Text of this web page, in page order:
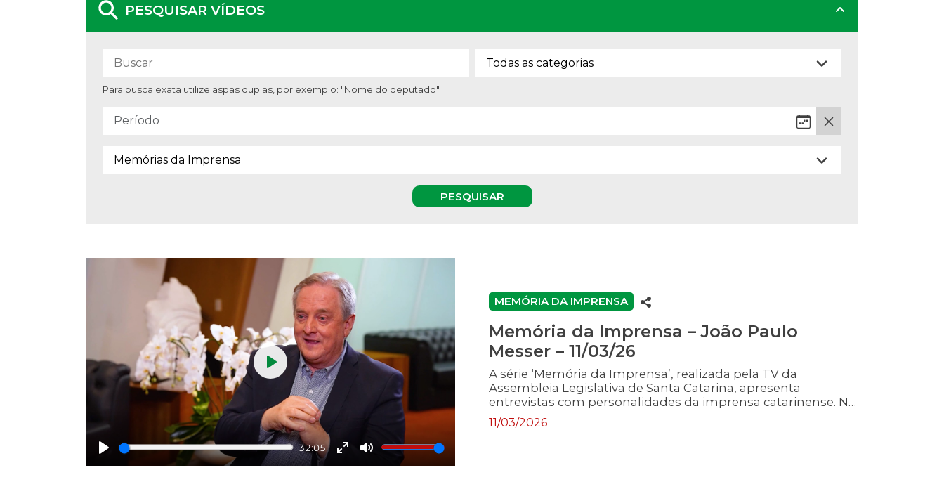
PESQUISAR VÍDEOS
Para busca exata utilize aspas duplas, por exemplo: "Nome do deputado"
PESQUISAR
Play
32:05
EnterMute
Play
MEMÓRIA DA IMPRENSA
Memória da Imprensa – João Paulo
Messer – 11/03/26
A série ‘Memória da Imprensa’, realizada pela TV da
Assembleia Legislativa de Santa Catarina, apresenta
entrevistas com personalidades da imprensa catarinense. No
programa, profissionais da comunicação relembram a
trajetória pessoal e profissional, abordando a atuação em
11/03/2026